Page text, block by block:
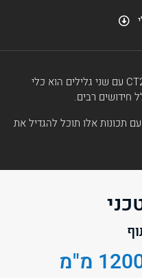
מכבש גלילי ממונע מדגם CT260-100/120 עם שני גלילים הוא כלי
חידושים רבים.
תכונות אלו תוכל להגדיל את